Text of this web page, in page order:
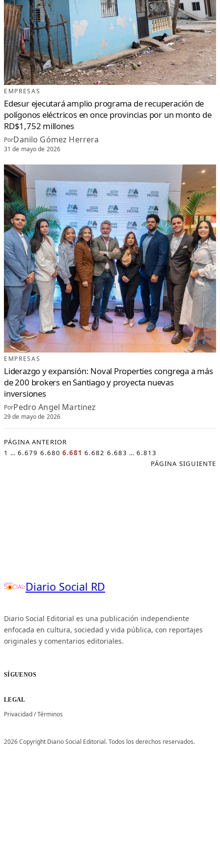
EMPRESAS
Edesur ejecutará amplio programa de recuperación de
polígonos eléctricos en once provincias por un monto de
RD$1,752 millones
PorDanilo Gómez Herrera
31 de mayo de 2026
EMPRESAS
Liderazgo y expansión: Noval Properties congrega a más
de 200 brokers en Santiago y proyecta nuevas
inversiones
PorPedro Angel Martinez
29 de mayo de 2026
PÁGINA ANTERIOR
1 … 6.679 6.680 6.681 6.682 6.683 … 6.813
PÁGINA SIGUIENTE
Diario Social RD
Diario Social Editorial es una publicación independiente
enfocada en cultura, sociedad y vida pública, con reportajes
originales y comentarios editoriales.
SÍGUENOS
LEGAL
Privacidad/Términos
2026 Copyright Diario Social Editorial. Todos los derechos reservados.